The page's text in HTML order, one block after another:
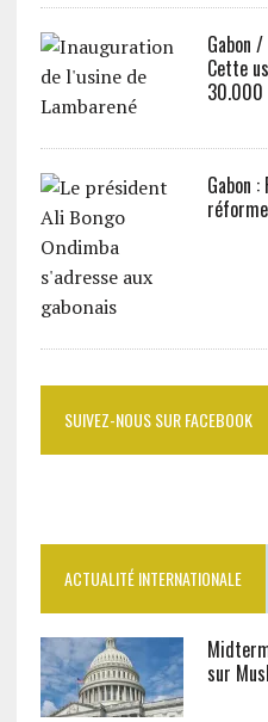
Gabon
Cette
30.000
Gabon
SUIVEZ-NOUS SUR FACEBOOK
ACTUALITÉ INTERNATIONALE
sur